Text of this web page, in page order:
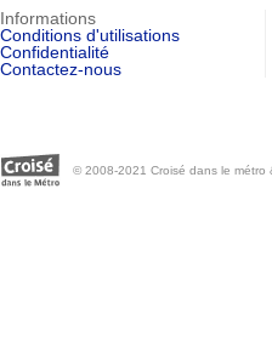
Informations
Conditions d'utilisations
Confidentialité
Contactez-nous
© 2008-2021 Croisé dans le métro